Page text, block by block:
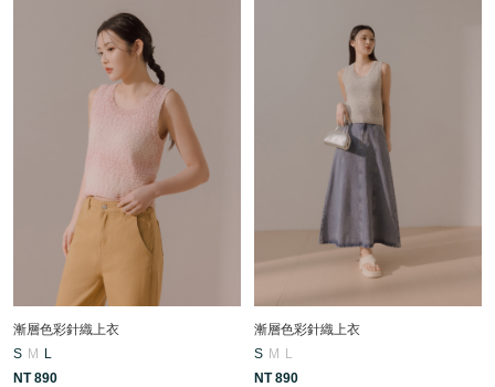
漸層色彩針織上衣
S M L
NT 890
漸層色彩針織上衣
S M L
NT 890